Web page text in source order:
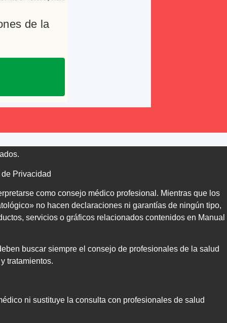
de la
Privacidad
como consejo médico profesional. Mientras que los
» no hacen declaraciones ni garantías de ningún tipo,
servicios o gráficos relacionados contenidos en Manual
buscar siempre el consejo de profesionales de la salud
tratamientos.
ni sustituye la consulta con profesionales de salud